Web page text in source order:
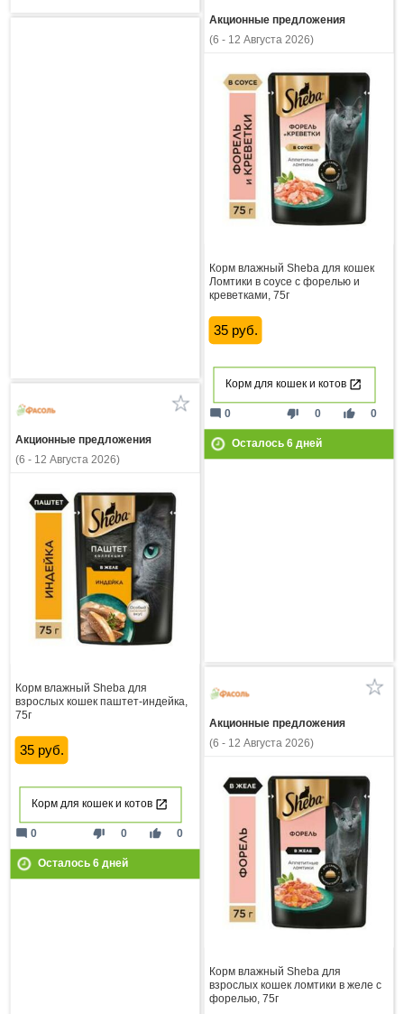
Акционные предложения
(6 - 12 Августа 2026)
Корм влажный Sheba для кошек
Ломтики в соусе с форелью и
креветками, 75г
35 руб.
Корм для кошек и котов
thumb_down 0 thumb_up 0
mode_comment 0
Осталось 6дней
Акционные предложения
(6 - 12 Августа 2026)
Корм влажный Sheba для
взрослых кошек паштет-индейка,
75г
35 руб.
Корм для кошек и котов
thumb_down 0 thumb_up 0
mode_comment 0
Осталось 6дней
Акционные предложения
(6 - 12 Августа 2026)
Корм влажный Sheba для
взрослых кошек ломтики в желе с
форелью, 75г